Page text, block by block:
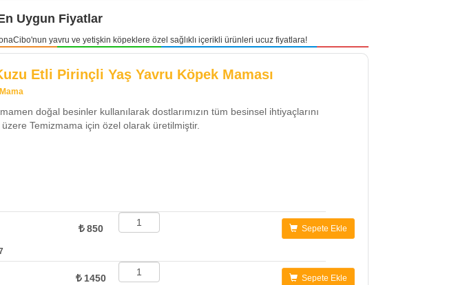
Uygun Fiyatlar
yavru ve yetişkin köpeklere özel sağlıklı içerikli ürünleri ucuz fiyatlara!
Etli Pirinçli Yaş Yavru Köpek Maması
doğal besinler kullanılarak dostlarımızın tüm besinsel ihtiyaçlarını
Temizmama için özel olarak üretilmiştir.
850 Sepete Ekle
1450 Sepete Ekle